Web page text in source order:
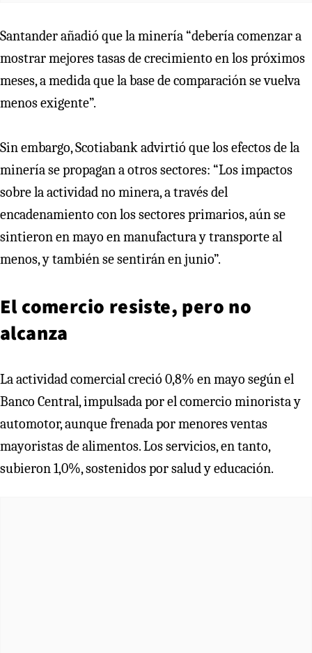
Santander añadió que la minería “debería comenzar a
mostrar mejores tasas de crecimiento en los próximos
meses, a medida que la base de comparación se vuelva
menos exigente”.
Sin embargo, Scotiabank advirtió que los efectos de la
minería se propagan a otros sectores: “Los impactos
sobre la actividad no minera, a través del
encadenamiento con los sectores primarios, aún se
sintieron en mayo en manufactura y transporte al
menos, y también se sentirán en junio”.
El comercio resiste, pero no
alcanza
La actividad comercial creció 0,8% en mayo según el
Banco Central, impulsada por el comercio minorista y
automotor, aunque frenada por menores ventas
mayoristas de alimentos. Los servicios, en tanto,
subieron 1,0%, sostenidos por salud y educación.